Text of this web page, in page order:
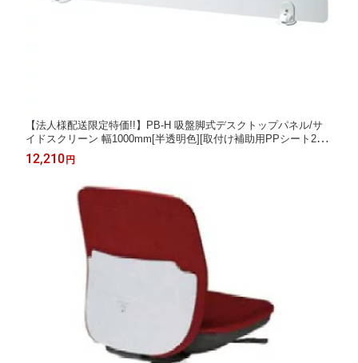
【法人様配送限定特価!!】PB-H 吸盤脚式デスクトップパネル/サ
イドスクリーン 幅1000mm[半透明色][取付け補助用PPシート2枚
付き]【お客様組立】各種デスク・テーブル向けの間仕切り,パー
ティション,ブラインド,衝立,スクリーン
12,210 円